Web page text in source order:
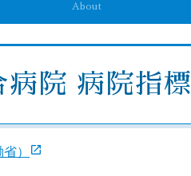
About
病院 病院指標
） launch